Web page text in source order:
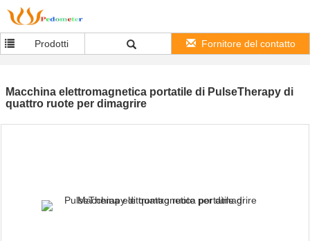
Prodotti Fornitore del contatto
Macchina elettromagnetica portatile di PulseTherapy di
quattro ruote per dimagrire